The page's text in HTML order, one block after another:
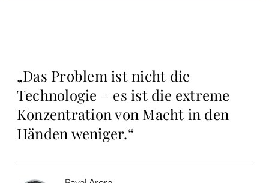
„Das Problem ist nicht die
Technologie – es ist die extreme
Konzentration von Macht in den
Händen weniger.“